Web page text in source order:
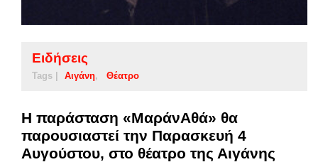
Ειδήσεις
Tags | Αιγάνη Θέατρο
Η παράσταση «ΜαράνΑθά» θα
παρουσιαστεί την Παρασκευή 4
Αυγούστου, στο θέατρο της Αιγάνης